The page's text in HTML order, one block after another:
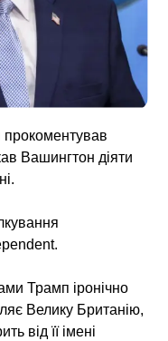
Вашингтон діяти
Трамп іронічно
Велику Британію,
від її імені